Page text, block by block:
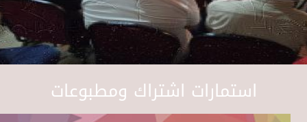
استمارات اشتراك ومطبوعات